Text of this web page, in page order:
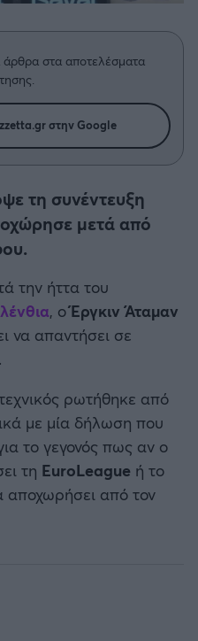
στα αποτελέσματα
στην Google
τη συνέντευξη
μετά από
την ήττα του
, οΈργκιν Άταμαν
να απαντήσει σε
ρωτήθηκε από
με μία δήλωση που
το γεγονός πως αν ο
τη EuroLeague ή το
αποχωρήσει από τον